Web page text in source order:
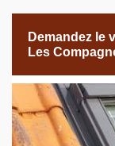
Demandez le
Les